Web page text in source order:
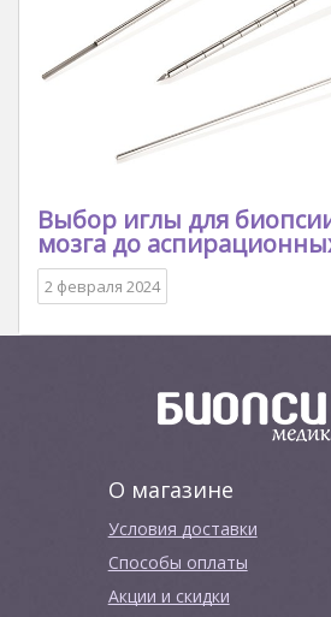
Выбор иглы для
мозга до
2 февраля 2024
О магазине
Условия доставки
Способы оплаты
Акции и скидки